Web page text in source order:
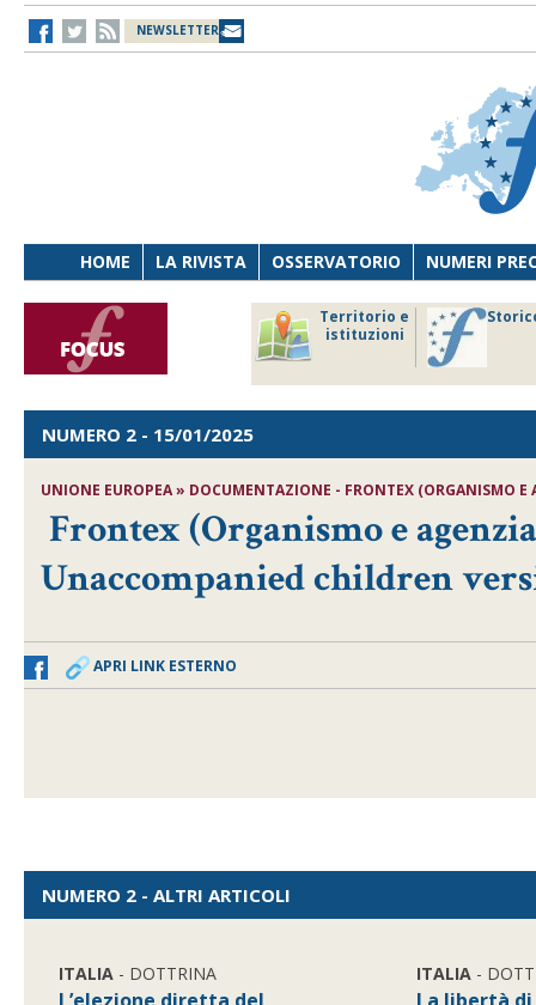
NEWSLETTER
HOME LA RIVISTA OSSERVATORIO NUMERI
Territorio e
istituzioni
NUMERO 2 - 15/01/2025
UNIONE EUROPEA » DOCUMENTAZIONE - FRONTEX (ORGANISMO E
Frontex (Organismo e
Unaccompanied children
APRI LINK ESTERNO
NUMERO 2 - ALTRI ARTICOLI
ITALIA - DOTTRINA ITALIA -